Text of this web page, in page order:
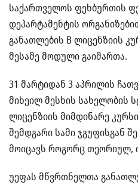
საქართველოს ფეხბურთის
დეპარტამენტის
განათლების B ლიცენზიის
მესამე მოდული გაიმართა.
31 მარტიდან 3 აპრილის
მიხეილ მესხის სახელობის
ლიცენზიის მიმდინარე
შემდგარი სამი ჯგუფისგან
მოიცავს როგორც თეორიულ,
უეფას მწვრთნელთა